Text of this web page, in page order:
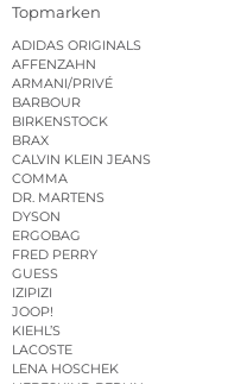
Topmarken
ADIDAS ORIGINALS
AFFENZAHN
ARMANI/PRIVÉ
BARBOUR
BIRKENSTOCK
BRAX
CALVIN KLEIN JEANS
COMMA
DR. MARTENS
DYSON
ERGOBAG
FRED PERRY
GUESS
IZIPIZI
JOOP!
KIEHL’S
LACOSTE
LENA HOSCHEK